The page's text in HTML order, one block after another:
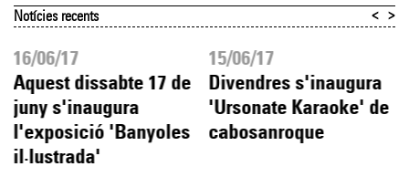
Notícies recents
16/06/17
Aquest dissabte 17 de
juny s'inaugura
l'exposició 'Banyoles
il·lustrada'
15/06/17
Divendres s'inaugura
'Ursonate Karaoke' de
cabosanroque
< >